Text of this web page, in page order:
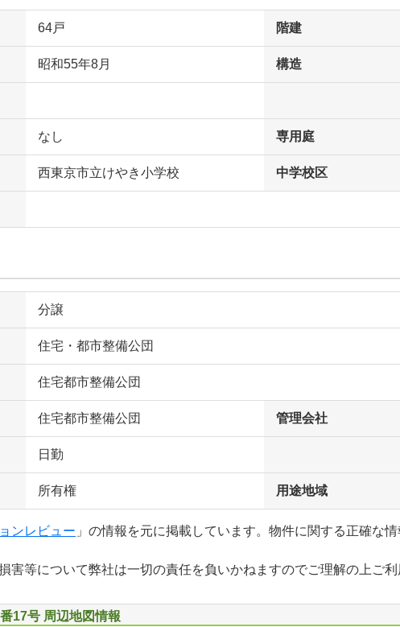
64戸 階建
昭和55年8月 構造
なし 専用庭
西東京市立けやき小学校 中学校区
分譲
住宅・都市整備公団
住宅都市整備公団
住宅都市整備公団 管理会社
日勤
所有権 用途地域
ンレビュー 」の情報を元に掲載しています。物件に関する正確な
害等について弊社は一切の責任を負いかねますのでご理解の上ご利
17号 周辺地図情報